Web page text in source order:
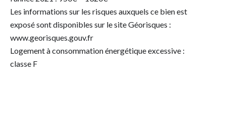
Les informations sur les risques auxquels ce bien est
exposé sont disponibles sur le site Géorisques :
www.georisques.gouv.fr
Logement à consommation énergétique excessive :
classe F